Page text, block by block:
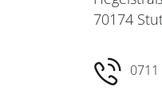
70174